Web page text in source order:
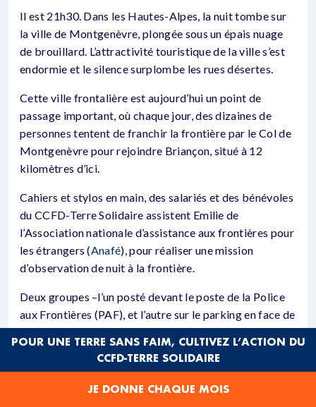
Il est 21h30. Dans les Hautes-Alpes, la nuit tombe sur
la ville de Montgenèvre, plongée sous un épais nuage
de brouillard. L’attractivité touristique de la ville s’est
endormie et le silence surplombe les rues désertes.
Cette ville frontalière est aujourd’hui un point de
passage important, où chaque jour, des dizaines de
personnes tentent de franchir la frontière par le Col de
Montgenèvre pour rejoindre Briançon, situé à 12
kilomètres d’ici.
Cahiers et stylos en main, des salariés et des bénévoles
du CCFD-Terre Solidaire assistent Emilie de
l’Association nationale d’assistance aux frontières pour
les étrangers (Anafé), pour réaliser une mission
d’observation de nuit à la frontière.
Deux groupes –l’un posté devant le poste de la Police
aux Frontières (PAF), et l’autre sur le parking en face de
la gare routière– observent les mouvements des forces
de l’ordre et les procédures de contrôles qu’elles
POUR UNE TERRE SANS FAIM, CULTIVEZ L’ACTION DU
CCFD-TERRE SOLIDAIRE
JE DONNE CHAQUE MOIS